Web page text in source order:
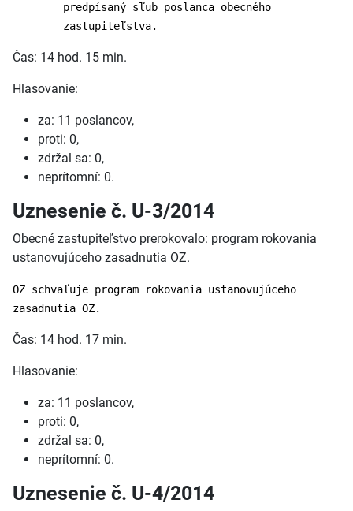
predpísaný sľub poslanca obecného
zastupiteľstva.
Čas: 14 hod. 15 min.
Hlasovanie:
za: 11 poslancov,
proti: 0,
zdržal sa: 0,
neprítomní: 0.
Uznesenie č. U-3/2014
Obecné zastupiteľstvo prerokovalo: program rokovania
ustanovujúceho zasadnutia OZ.
OZ schvaľuje program rokovania ustanovujúceho
zasadnutia OZ.
Čas: 14 hod. 17 min.
Hlasovanie:
za: 11 poslancov,
proti: 0,
zdržal sa: 0,
neprítomní: 0.
Uznesenie č. U-4/2014